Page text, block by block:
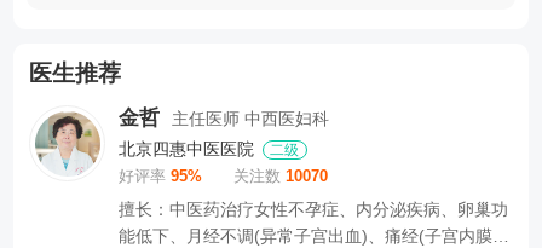
医生推荐
金哲 主任医师 中西医妇科
北京四惠中医医院
二级
好评率95% 关注数10070
擅长：中医药治疗女性不孕症、内分泌疾病、卵巢功
能低下、月经不调(异常子宫出血)、痛经(子宫内膜